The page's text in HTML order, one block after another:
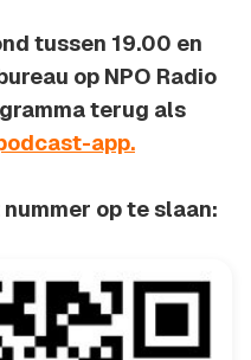
tussen 19.00 en
op NPO Radio
terug als
app.
op te slaan: